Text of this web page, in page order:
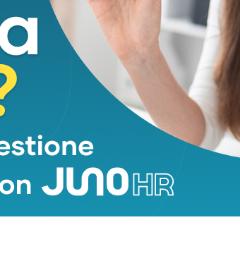
e la messa in sicurezza dell’albero e della struttura del
altri feriti tra i passanti o i clienti del locale.